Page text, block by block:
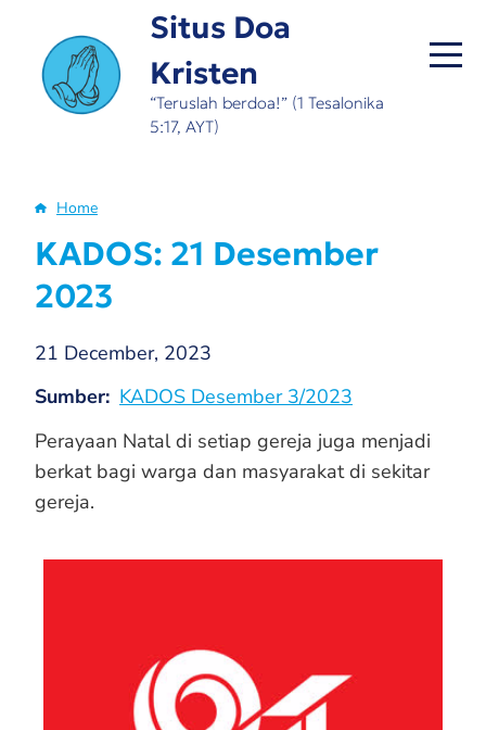
main
content
Situs Doa
Kristen
“Teruslah berdoa!” (1 Tesalonika
5:17, AYT)
Breadcrumb
Home
KADOS: 21 Desember
2023
21 December, 2023
Sumber KADOS Desember 3/2023
Perayaan Natal di setiap gereja juga menjadi
berkat bagi warga dan masyarakat di sekitar
gereja.